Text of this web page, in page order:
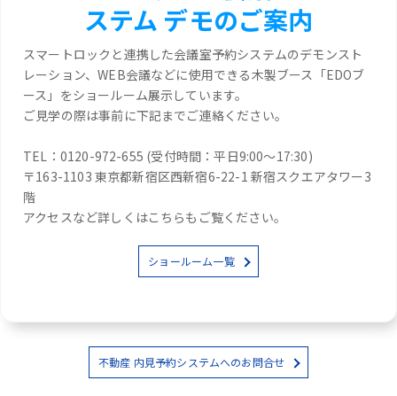
ステム デモのご案内
スマートロックと連携した会議室予約システムのデモンスト
レーション、WEB会議などに使用できる木製ブース「EDOブ
ース」をショールーム展示しています。
ご見学の際は事前に下記までご連絡ください。
TEL：0120-972-655 (受付時間：平日9:00～17:30)
〒163-1103 東京都新宿区西新宿6-22-1 新宿スクエアタワー3
階
アクセスなど詳しくはこちらもご覧ください。
ショールーム一覧
不動産 内見予約システムへのお問合せ